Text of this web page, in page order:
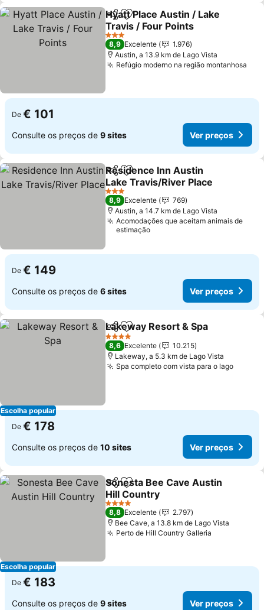
PartilharAdicionar aos favoritos
Hyatt Place Austin / Lake
Travis / Four Points
Ver preços
3 Estrelas
8,9 Excelente
1.976
Austin, a 13.9 km de Lago Vista
Refúgio moderno na região montanhosa
De € 101
Consulte os preços de 9 sites Ver preços
PartilharAdicionar aos favoritos
Residence Inn Austin
Lake Travis/River Place
Ver preços
3 Estrelas
8,9 Excelente
769
Austin, a 14.7 km de Lago Vista
Acomodações que aceitam animais de
estimação
De € 149
Consulte os preços de 6 sites Ver preços
Escolha popular
PartilharAdicionar aos favoritos
Lakeway Resort & Spa
4 Estrelas
8,6 Excelente
10.215
Lakeway, a 5.3 km de Lago Vista
Spa completo com vista para o lagoVer
De € 178
Consulte os preços de 10 sites Ver preços
Escolha popular
PartilharAdicionar aos favoritos
Sonesta Bee Cave Austin
Hill Country
Ver preços
4 Estrelas
8,8 Excelente
2.797
Bee Cave, a 13.8 km de Lago Vista
Perto de Hill Country Galleria
De € 183
Consulte os preços de 9 sites Ver preços